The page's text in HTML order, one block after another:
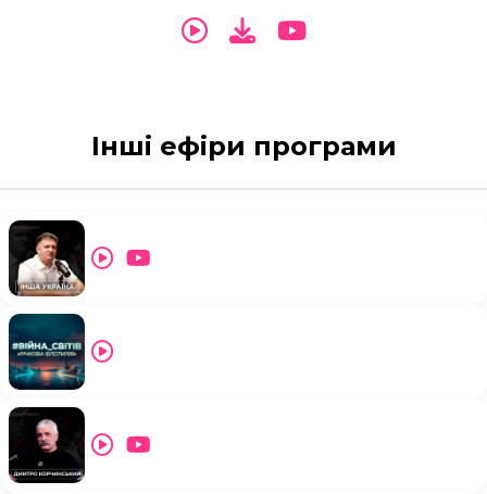
Інші ефіри програми